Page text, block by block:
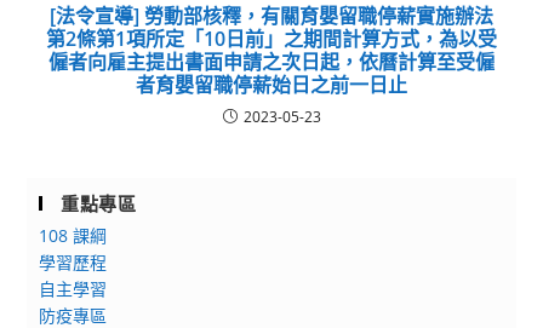
[法令宣導] 勞動部核釋，有關育嬰留職停薪實施辦法
第2條第1項所定「10日前」之期間計算方式，為以受
僱者向雇主提出書面申請之次日起，依曆計算至受僱
者育嬰留職停薪始日之前一日止
2023-05-23
重點專區
108 課綱
學習歷程
自主學習
防疫專區